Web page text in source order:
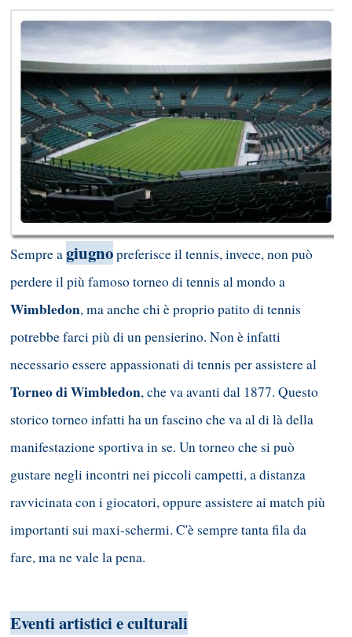
Sempre agiugnopreferisce il tennis, invece, non può
perdere il più famoso torneo di tennis al mondo a
Wimbledon, ma anche chi è proprio patito di tennis
potrebbe farci più di un pensierino. Non è infatti
necessario essere appassionati di tennis per assistere al
Torneo di Wimbledon, che va avanti dal 1877. Questo
storico torneo infatti ha un fascino che va al di là della
manifestazione sportiva in se. Un torneo che si può
gustare negli incontri nei piccoli campetti, a distanza
ravvicinata con i giocatori, oppure assistere ai match più
importanti sui maxi-schermi. C'è sempre tanta fila da
fare, ma ne vale la pena.
Eventi artistici e culturali